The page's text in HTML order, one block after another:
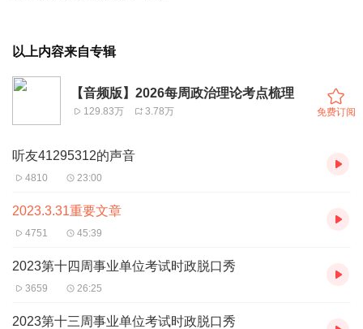
以上内容来自专辑
【音频版】2026每周政治理论考点梳理
129.83万 3.78万 免费订阅
听友41295312的声音
4810 23:00
2023.3.31重要文章
4751 45:39
2023第十四周事业单位考试时政脱口秀
3659 26:25
2023第十三周事业单位考试时政脱口秀